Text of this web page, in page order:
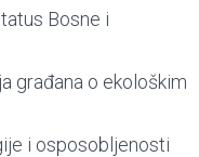
Bosne i
građana o ekološkim
i osposobljenosti